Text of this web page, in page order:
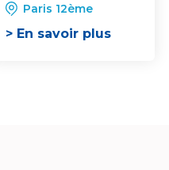
Paris 12ème
> En savoir plus